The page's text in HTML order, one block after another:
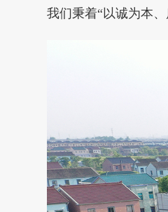
我们秉着“以诚为本